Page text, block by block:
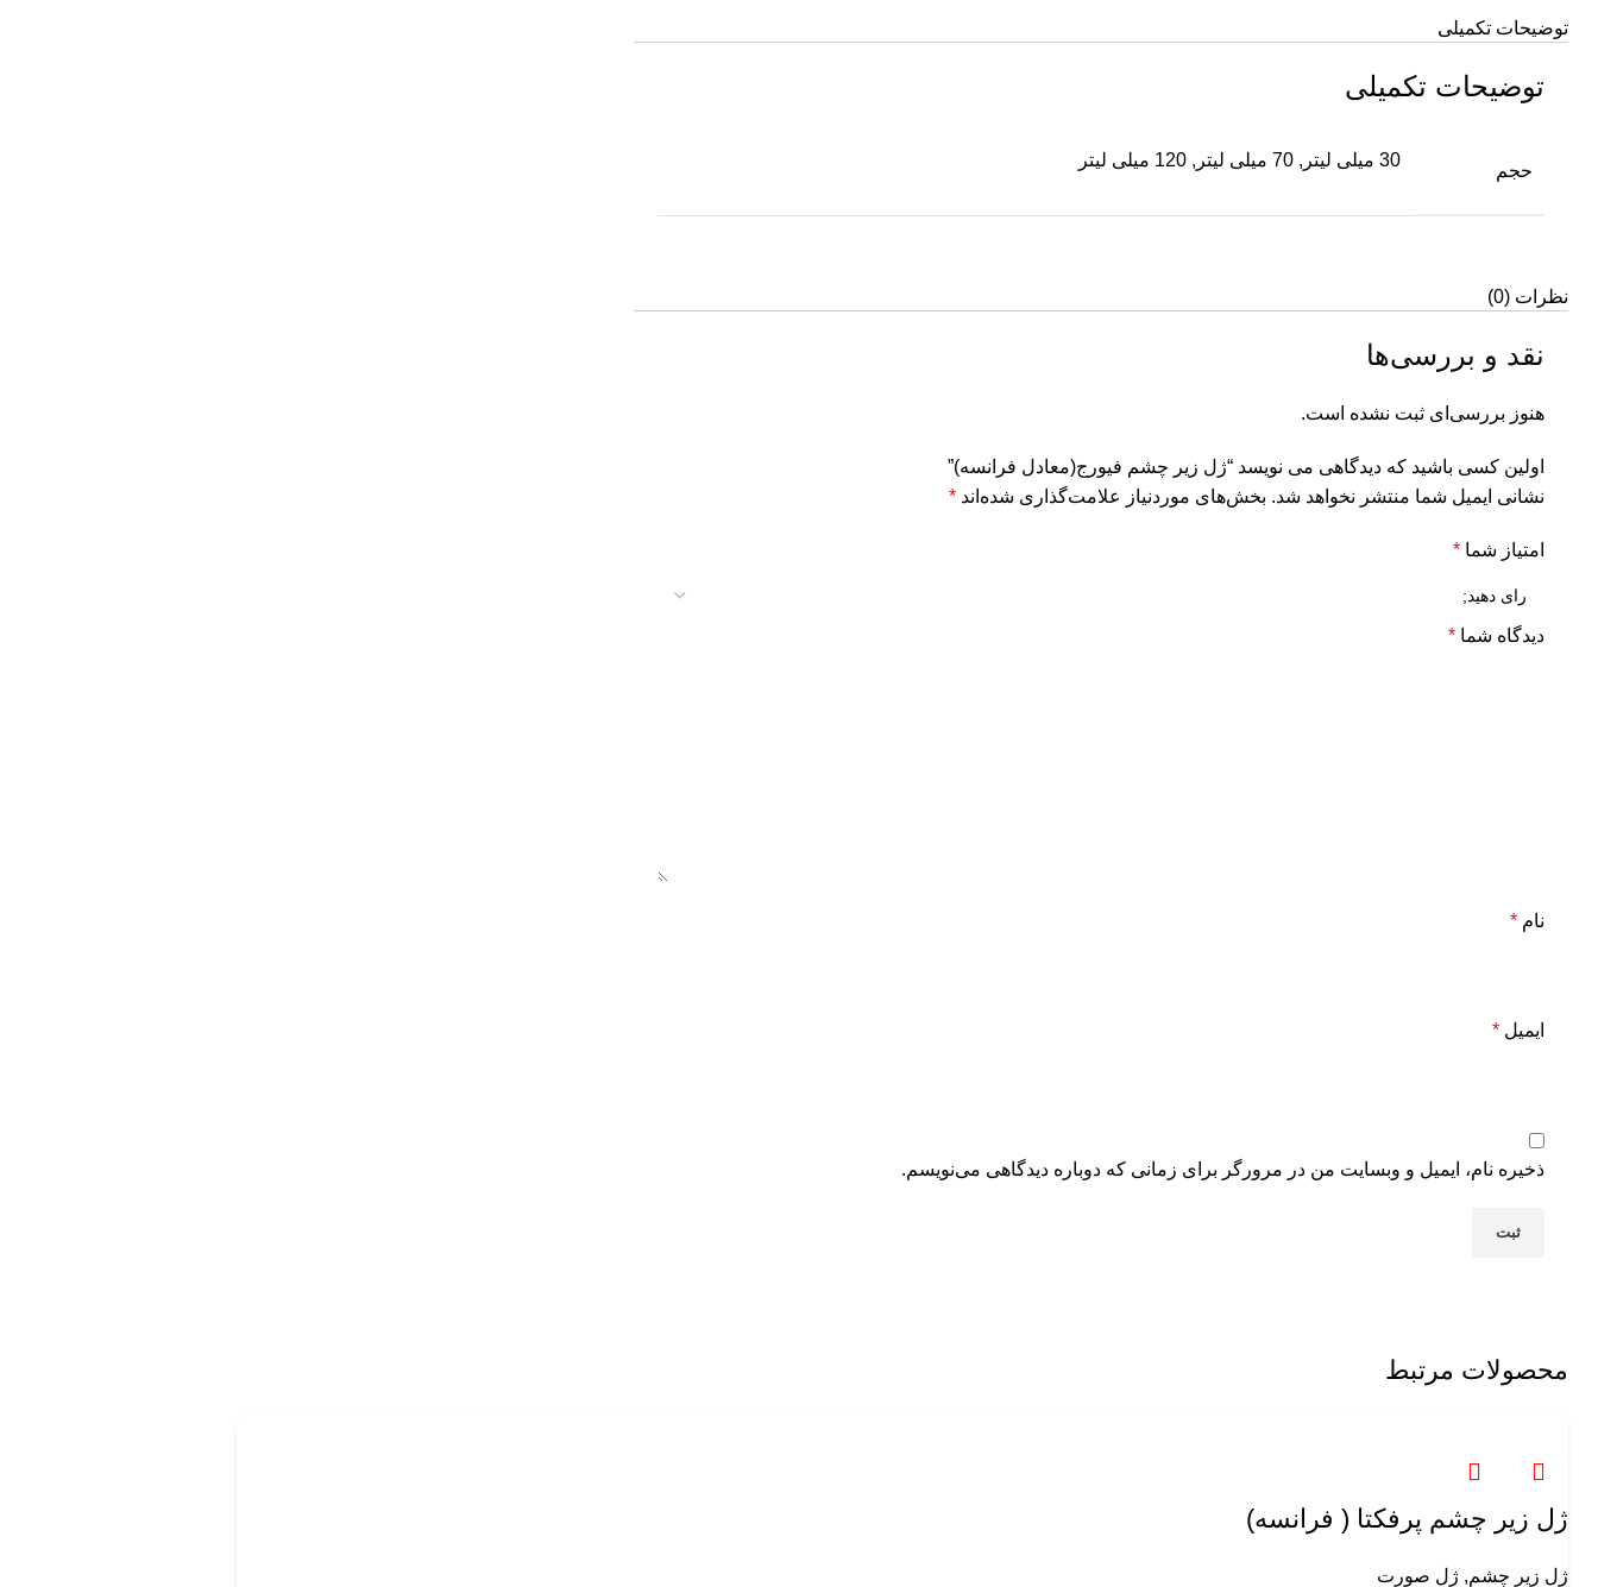
توضیحات تکمیلی
توضیحات تکمیلی
حجم
30 میلی لیتر, 70 میلی لیتر, 120 میلی لیتر
نظرات (0)
نقد و بررسی‌ها
هنوز بررسی‌ای ثبت نشده است.
اولین کسی باشید که دیدگاهی می نویسد “ژل زیر چشم فیورج(معادل فرانسه)”
نشانی ایمیل شما منتشر نخواهد شد. بخش‌های موردنیاز علامت‌گذاری شده‌اند *
امتیاز شما *
دیدگاه شما *
نام *
ایمیل *
ذخیره نام، ایمیل و وبسایت من در مرورگر برای زمانی که دوباره دیدگاهی می‌نویسم.
محصولات مرتبط
ژل زیر چشم پرفکتا ( فرانسه)
ژل زیر چشم, ژل صورت